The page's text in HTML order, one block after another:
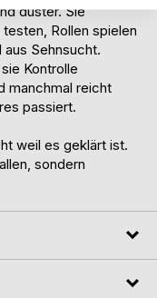
düster. Sie
Rollen spielen
Sehnsucht.
Kontrolle
manchmal reicht
passiert.
weil es geklärt ist.
sondern